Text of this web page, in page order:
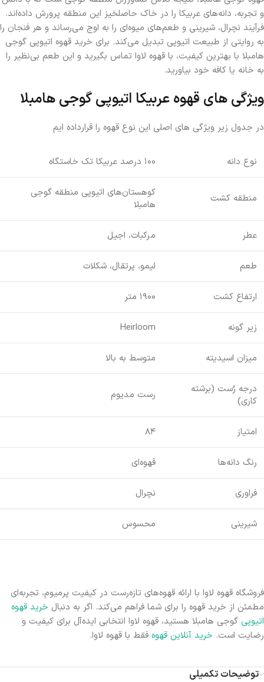
و تجربه، دانه‌های عربیکا را در خاک حاصلخیز این منطقه پرورش داده‌اند.
فرآیند نچرال، شیرینی و طعم‌های میوه‌ای را به اوج می‌رساند و هر فنجان را
به روایتی از طبیعت اتیوپی تبدیل می‌کند. برای خرید قهوه اتیوپی گوجی
هامبلا با بهترین کیفیت، با قهوه لاوا تماس بگیرید و این طعم بی‌نظیر را
به خانه یا کافه خود بیاورید.
ویژگی های قهوه عربیکا اتیوپی گوجی هامبلا
در جدول زیر ویژگی های اصلی این نوع قهوه را قرارداده ایم
نوع دانه ۱۰۰ درصد عربیکا تک خاستگاه
منطقه کشت
کوهستان‌های اتیوپی منطقه گوجی
هامبلا
عطر مرکبات، اجیل
طعم لیمو، پرتقال، شکلات
ارتفاع کشت ۱۹۰۰ متر
زیر گونه Heirloom
میزان اسیدیته متوسط به بالا
درجه رُست (برشته
کاری)
رست مدیوم
امتیاز ۸۴
رنگ دانه‌ها قهوه‌ای
فراوری نچرال
شیرینی محسوس
فروشگاه قهوه لاوا با ارائه قهوه‌های تازه‌رست در کیفیت پرمیوم، تجربه‌ای
مطمئن از خرید قهوه را برای شما فراهم می‌کند. اگر به دنبال خرید قهوه
اتیوپی گوجی هامبلا هستید، قهوه لاوا انتخابی ایده‌آل برای کیفیت و
رضایت است. خرید آنلاین قهوه فقط با قهوه لاوا.
توضیحات تکمیلی